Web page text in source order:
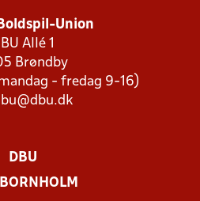
Union
Allé 1
Brøndby
- fredag 9-16)
DBU